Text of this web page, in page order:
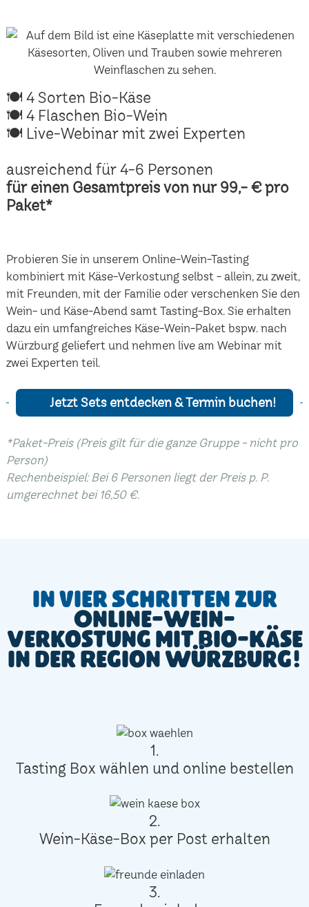
🍽 4 Sorten Bio-Käse
🍽 4 Flaschen Bio-Wein
🍽 Live-Webinar mit zwei Experten
ausreichend für 4-6 Personen
für einen Gesamtpreis von nur 99,- € pro
Paket*
Probieren Sie in unserem Online-Wein-Tasting
kombiniert mit Käse-Verkostung selbst - allein, zu zweit,
mit Freunden, mit der Familie oder verschenken Sie den
Wein- und Käse-Abend samt Tasting-Box. Sie erhalten
dazu ein umfangreiches Käse-Wein-Paket bspw. nach
Würzburg geliefert und nehmen live am Webinar mit
zwei Experten teil.
Jetzt Sets entdecken & Termin buchen!
*Paket-Preis (Preis gilt für die ganze Gruppe - nicht pro
Person)
Rechenbeispiel: Bei 6 Personen liegt der Preis p. P.
umgerechnet bei 16,50 €.
In vier Schritten zur
Online-Wein-
Verkostung mit Bio-Käse
in der Region Würzburg!
1.
Tasting Box wählen und online bestellen
2.
Wein-Käse-Box per Post erhalten
3.